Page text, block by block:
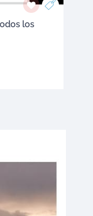
los